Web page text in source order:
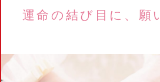
運命の結び目に、願